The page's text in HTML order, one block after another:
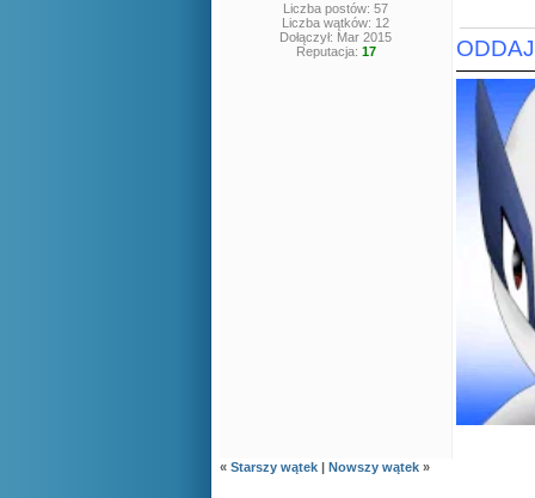
Liczba postów: 57
Liczba wątków: 12
Dołączył: Mar 2015
Reputacja: 17
« Starszy wątek | Nowszy wątek »